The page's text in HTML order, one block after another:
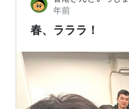
年前
春、ラララ！